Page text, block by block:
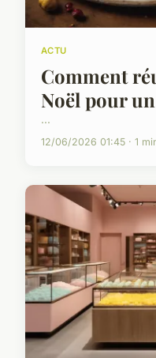
ACTU
Comment
Noël pour
...
12/06/2026 01:45 · 1